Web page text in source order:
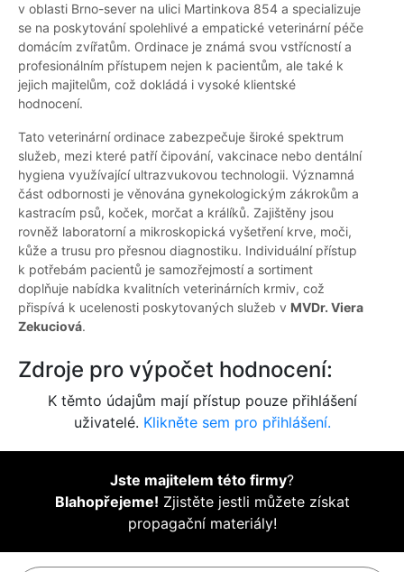
v oblasti Brno-sever na ulici Martinkova 854 a specializuje
se na poskytování spolehlivé a empatické veterinární péče
domácím zvířatům. Ordinace je známá svou vstřícností a
profesionálním přístupem nejen k pacientům, ale také k
jejich majitelům, což dokládá i vysoké klientské
hodnocení.
Tato veterinární ordinace zabezpečuje široké spektrum
služeb, mezi které patří čipování, vakcinace nebo dentální
hygiena využívající ultrazvukovou technologii. Významná
část odbornosti je věnována gynekologickým zákrokům a
kastracím psů, koček, morčat a králíků. Zajištěny jsou
rovněž laboratorní a mikroskopická vyšetření krve, moči,
kůže a trusu pro přesnou diagnostiku. Individuální přístup
k potřebám pacientů je samozřejmostí a sortiment
doplňuje nabídka kvalitních veterinárních krmiv, což
přispívá k ucelenosti poskytovaných služeb v MVDr. Viera
Zekuciová.
Zdroje pro výpočet hodnocení:
K těmto údajům mají přístup pouze přihlášení
uživatelé. Klikněte sem pro přihlášení.
Jste majitelem této firmy?
Blahopřejeme! Zjistěte jestli můžete získat
propagační materiály!